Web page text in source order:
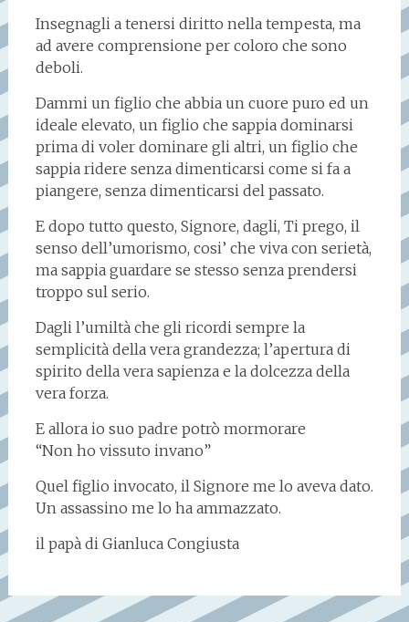
Insegnagli a tenersi diritto nella tempesta, ma
ad avere comprensione per coloro che sono
deboli.
Dammi un figlio che abbia un cuore puro ed un
ideale elevato, un figlio che sappia dominarsi
prima di voler dominare gli altri, un figlio che
sappia ridere senza dimenticarsi come si fa a
piangere, senza dimenticarsi del passato.
E dopo tutto questo, Signore, dagli, Ti prego, il
senso dell’umorismo, cosi’ che viva con serietà,
ma sappia guardare se stesso senza prendersi
troppo sul serio.
Dagli l’umiltà che gli ricordi sempre la
semplicità della vera grandezza; l’apertura di
spirito della vera sapienza e la dolcezza della
vera forza.
E allora io suo padre potrò mormorare
“Non ho vissuto invano”
Quel figlio invocato, il Signore me lo aveva dato.
Un assassino me lo ha ammazzato.
il papà di Gianluca Congiusta